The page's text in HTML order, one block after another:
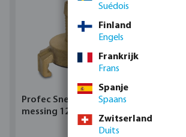
Profec Snelkoppeling
messing 12 bar slangtule
Suédois
Finland
Engels
Frankrijk
Frans
Spanje
Spaans
Zwitserland
Duits